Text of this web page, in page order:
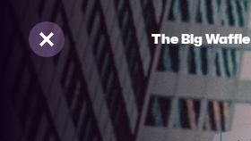
Sluiten
The Big Waffle